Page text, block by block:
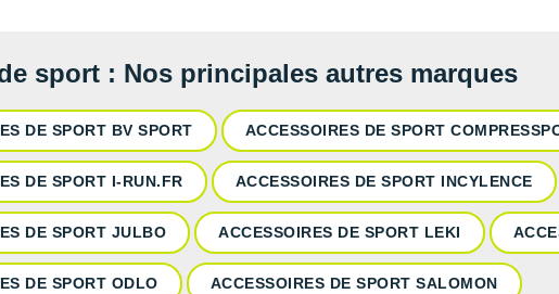
sport : Nos principales autres marques
DE SPORT BV SPORT ACCESSOIRES DE SPORT
DE SPORT I-RUN.FR ACCESSOIRES DE SPORT INCYLENCE
DE SPORT JULBO ACCESSOIRES DE SPORT LEKI
DE SPORT ODLO ACCESSOIRES DE SPORT SALOMON